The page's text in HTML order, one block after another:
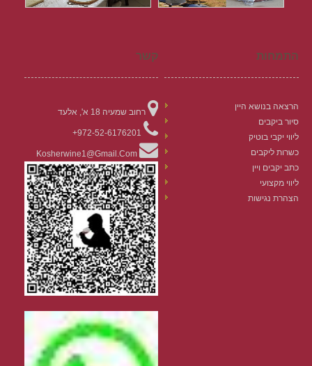
התמחות
הרצאה בנושא היין
סיור ביקבים
ליווי יקבי בוטיק
כשרות ליקבים
כתב יקבים ויין
ליווי מקצועי
הצהרת נגישות
קשר
רחוב שמעיה 18 א', אלעד
972-52-6176201+
Kosherwine1@gmail.com